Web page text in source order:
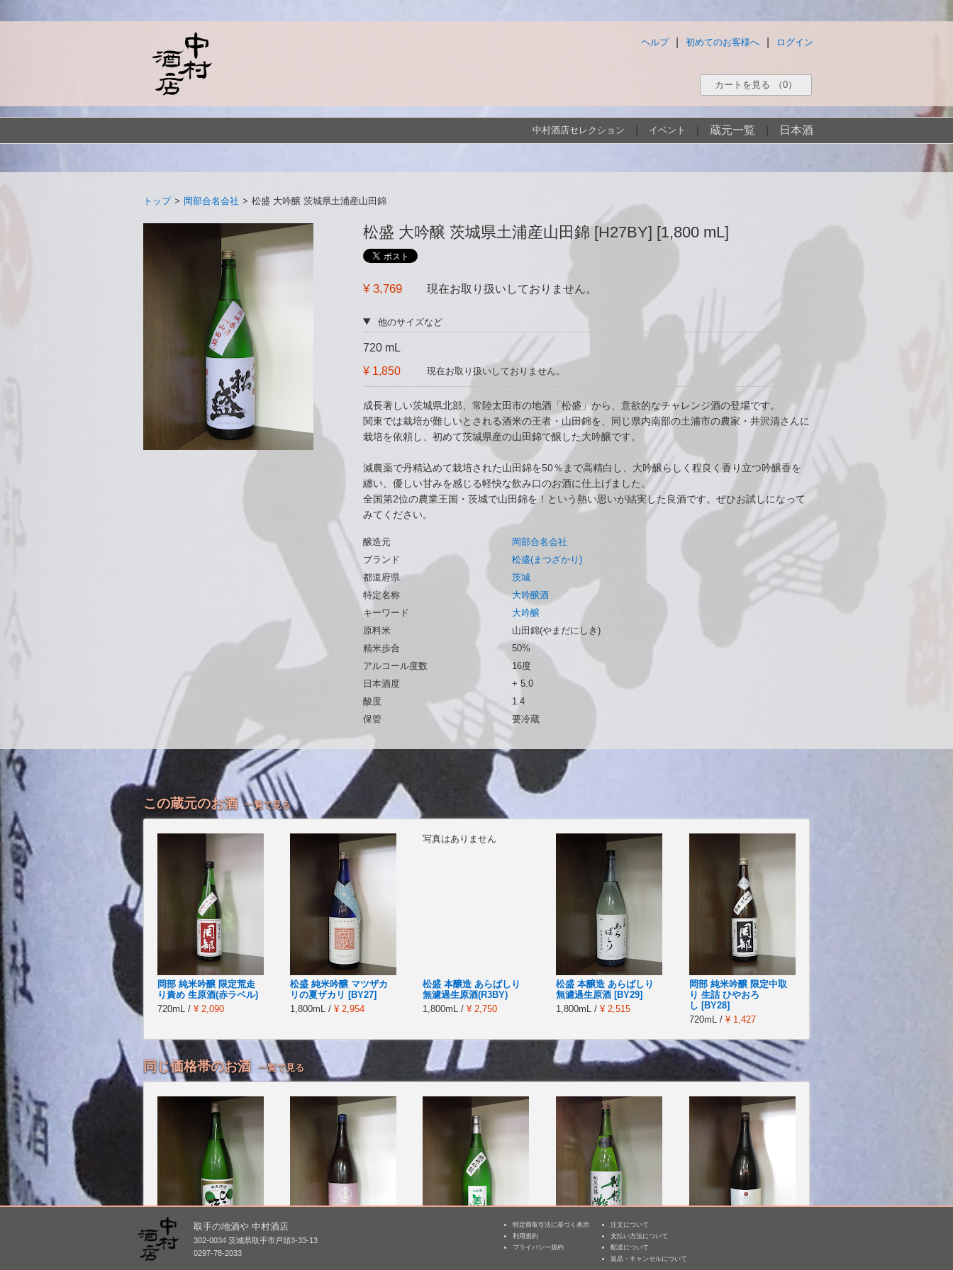
ログイン
初めてのお客様へ
ヘルプ
カートを見る （0）
中村酒店セレクション イベント 蔵元一覧 日本酒
トップ > 岡部合名会社 > 松盛 大吟醸 茨城県土浦産山田錦
松盛 大吟醸 茨城県土浦産山田錦 [H27BY] [1,800 mL]
¥ 3,769 現在お取り扱いしておりません。
他のサイズなど
720 mL
¥ 1,850
現在お取り扱いしておりません。
成長著しい茨城県北部、常陸太田市の地酒「松盛」から、意欲的なチャレンジ酒の登場です。
関東では栽培が難しいとされる酒米の王者・山田錦を、同じ県内南部の土浦市の農家・井沢清さんに
栽培を依頼し、初めて茨城県産の山田錦で醸した大吟醸です。
減農薬で丹精込めて栽培された山田錦を50％まで高精白し、大吟醸らしく程良く香り立つ吟醸香を
纏い、優しい甘みを感じる軽快な飲み口のお酒に仕上げました。
全国第2位の農業王国・茨城で山田錦を！という熱い思いが結実した良酒です。ぜひお試しになって
みてください。
醸造元
岡部合名会社
ブランド
松盛(まつざかり)
都道府県
茨城
特定名称
大吟醸酒
キーワード
大吟醸
原料米
山田錦(やまだにしき)
精米歩合
50%
アルコール度数
16度
日本酒度
+ 5.0
酸度
1.4
保管
要冷蔵
この蔵元のお酒 一覧で見る
岡部 純米吟醸 限定荒走
り責め 生原酒(赤ラベル)
720mL / ¥ 2,090
松盛 純米吟醸 マツザカ
リの夏ザカリ [BY27]
1,800mL / ¥ 2,954
写真はありません
松盛 本醸造 あらばしり
無濾過生原酒(R3BY)
1,800mL / ¥ 2,750
松盛 本醸造 あらばしり
無濾過生原酒 [BY29]
1,800mL / ¥ 2,515
岡部 純米吟醸 限定中取
り 生詰 ひやおろ
し [BY28]
720mL / ¥ 1,427
同じ価格帯のお酒 一覧で見る
ひこ孫 純米
明鏡止水 純米 雄町(火入
美田 純米吟醸 山田錦
相模灘 純米吟醸 美山錦
¥ 3,500
取手の地酒や 中村酒店
302-0034 茨城県取手市戸頭3-33-13
0297-78-2033
特定商取引法に基づく表示
利用規約
プライバシー規約
注文について
支払い方法について
配送について
返品・キャンセルについて